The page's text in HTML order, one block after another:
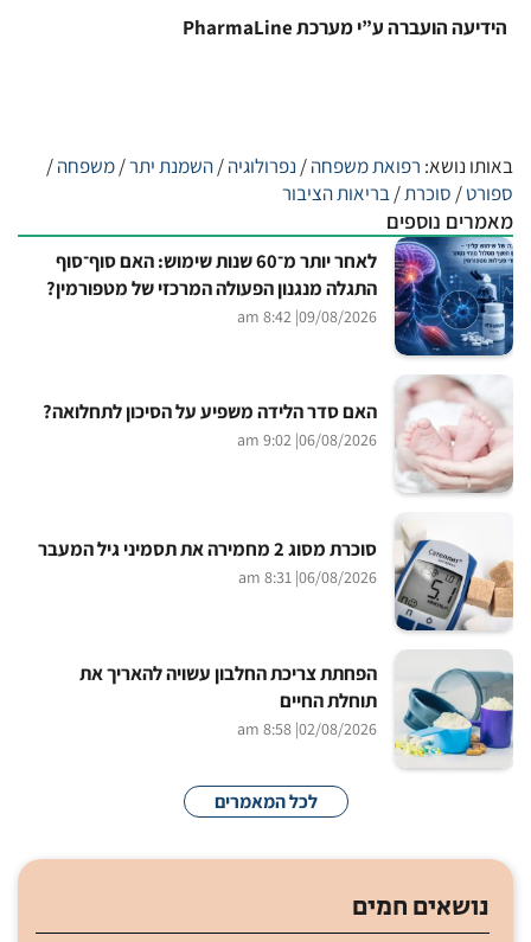
הידיעה הועברה ע”י מערכת PharmaLine
באותו נושא: רפואת משפחה/ נפרולוגיה/השמנת יתר/משפחה/
ספורט/ סוכרת/בריאות הציבור
מאמרים נוספים
לאחר יותר מ־60 שנות שימוש: האם סוף־סוף
התגלה מנגנון הפעולה המרכזי של מטפורמין?
09/08/2026
| 8:42 am
האם סדר הלידה משפיע על הסיכון לתחלואה?
06/08/2026
| 9:02 am
סוכרת מסוג 2 מחמירה את תסמיני גיל המעבר
06/08/2026
| 8:31 am
הפחתת צריכת החלבון עשויה להאריך את
תוחלת החיים
02/08/2026
| 8:58 am
לכל המאמרים
נושאים חמים